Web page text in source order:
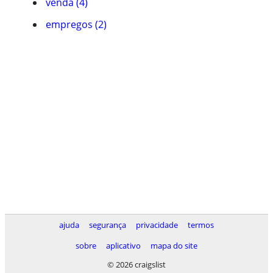
empregos (2)
ajuda segurança privacidade
termos
sobre
aplicativo
mapa do site
© 2026 craigslist